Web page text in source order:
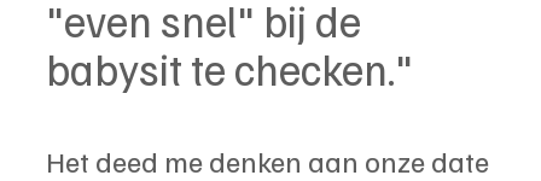
"even snel" bij de
babysit te checken."
Het deed me denken aan onze date